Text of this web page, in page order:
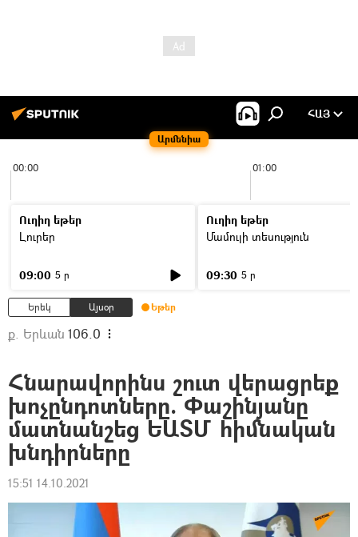
Արմենիա
ՀԱՅ
00:00 01:00
Ուղիղ եթեր
Լուրեր
09:00 5 ր
Ուղիղ եթեր
Մամուլի տեսություն
09:30 5 ր
Երեկ Այսօր Եթեր
ք. Երևան 106.0
Հնարավորինս շուտ վերացրեք
խոչընդոտները. Փաշինյանը
մատնանշեց ԵԱՏՄ հիմնական
խնդիրները
15:51 14.10.2021